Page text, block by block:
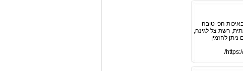
הכי טובה
רשת צל לגינה,
להזמין